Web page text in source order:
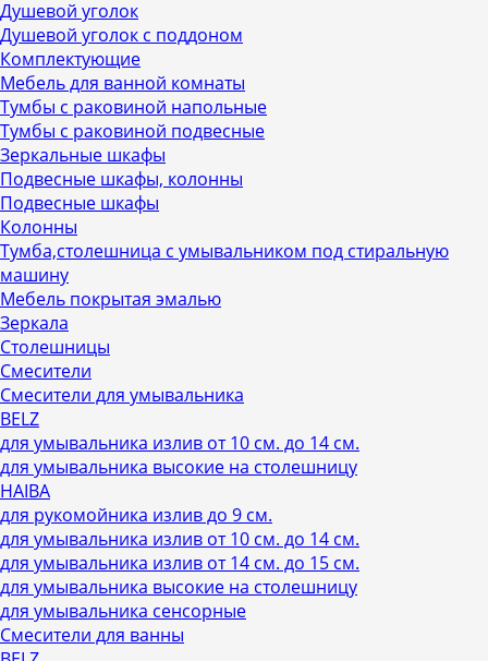
Душевой уголок
Душевой уголок с поддоном
Комплектующие
Мебель для ванной комнаты
Тумбы с раковиной напольные
Тумбы с раковиной подвесные
Зеркальные шкафы
Подвесные шкафы, колонны
Подвесные шкафы
Колонны
Тумба,столешница с умывальником под стиральную
машину
Мебель покрытая эмалью
Зеркала
Столешницы
Смесители
Смесители для умывальника
BELZ
для умывальника излив от 10 см. до 14 см.
для умывальника высокие на столешницу
HAIBA
для рукомойника излив до 9 см.
для умывальника излив от 10 см. до 14 см.
для умывальника излив от 14 см. до 15 см.
для умывальника высокие на столешницу
для умывальника сенсорные
Смесители для ванны